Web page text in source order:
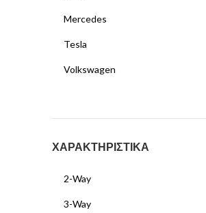
Mercedes
Tesla
Volkswagen
ΧΑΡΑΚΤΗΡΙΣΤΙΚΑ
2-Way
3-Way